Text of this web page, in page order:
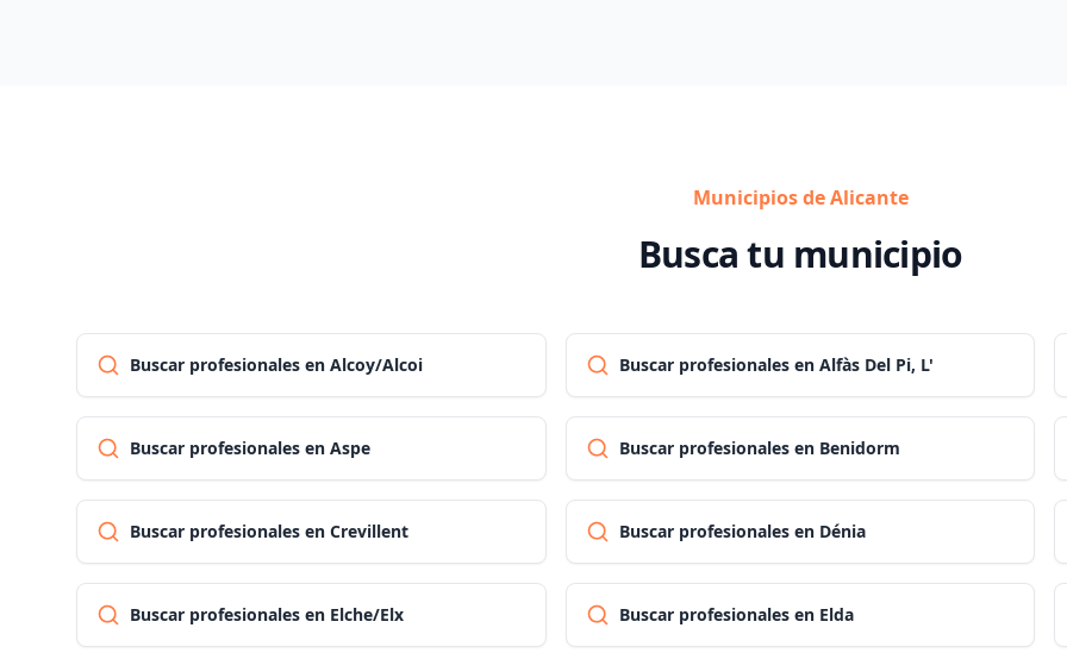
Municipios de Alicante
Busca tu municipio
Buscar profesionales en Alcoy/Alcoi Buscar profesionales en Alfàs Del Pi, L'
Buscar profesionales en Aspe Buscar profesionales en Benidorm
Buscar profesionales en Crevillent Buscar profesionales en Dénia
Buscar profesionales en Elche/Elx Buscar profesionales en Elda